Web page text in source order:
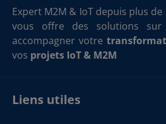
Expert M2M & IoT depuis plus de
vous offre des solutions
accompagner votre
vos projets IoT & M2M
Liens utiles